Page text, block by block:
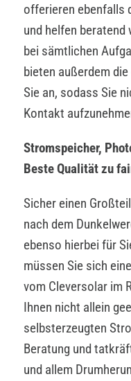
offerieren ebenfalls
und helfen beratend
bei sämtlichen
bieten außerdem
Sie an, sodass Sie
Kontakt
Stromspeicher,
Beste Qualität zu
Sicher einen
nach dem
ebenso hierbei für
müssen Sie sich
vom Cleversolar im
Ihnen nicht allein
selbsterzeugten
Beratung und
und allem